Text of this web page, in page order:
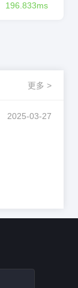
196.833ms
更多 >
2025-03-27